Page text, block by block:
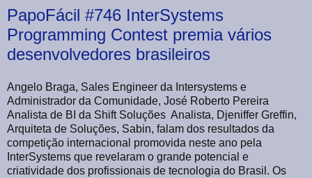
PapoFácil #746 InterSystems
Programming Contest premia vários
desenvolvedores brasileiros
Angelo Braga, Sales Engineer da Intersystems e
Administrador da Comunidade, José Roberto Pereira
Analista de BI da Shift Soluções Analista, Djeniffer Greffin,
Arquiteta de Soluções, Sabin, falam dos resultados da
competição internacional promovida neste ano pela
InterSystems que revelaram o grande potencial e
criatividade dos profissionais de tecnologia do Brasil. Os